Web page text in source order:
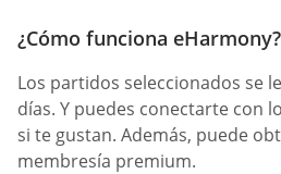
¿Cómo funciona eHarmony?
Los partidos seleccionados se
días. Y puedes conectarte con
si te gustan. Además, puede
membresía premium.